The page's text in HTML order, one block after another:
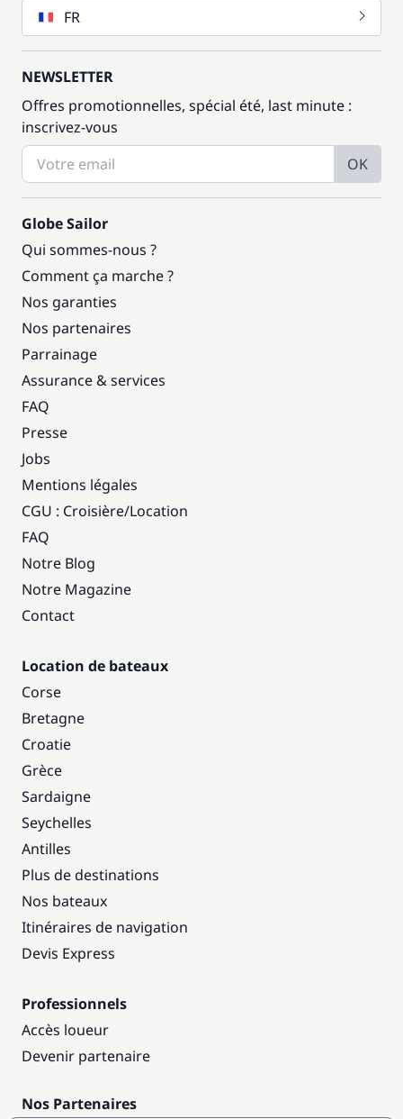
FR
NEWSLETTER
Offres promotionnelles, spécial été, last minute :
inscrivez-vous
OK
Globe Sailor
Qui sommes-nous ?
Comment ça marche ?
Nos garanties
Nos partenaires
Parrainage
Assurance & services
FAQ
Presse
Jobs
Mentions légales
CGU : Croisière/Location
FAQ
Notre Blog
Notre Magazine
Contact
Location de bateaux
Corse
Bretagne
Croatie
Grèce
Sardaigne
Seychelles
Antilles
Plus de destinations
Nos bateaux
Itinéraires de navigation
Devis Express
Professionnels
Accès loueur
Devenir partenaire
Nos Partenaires